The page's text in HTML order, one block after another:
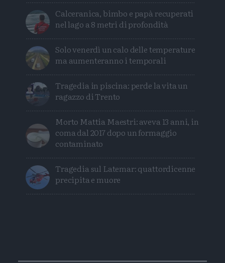
Calceranica, bimbo e papà recuperati
nel lago a 8 metri di profondità
Solo venerdì un calo delle temperature
ma aumenteranno i temporali
Tragedia in piscina: perde la vita un
ragazzo di Trento
Morto Mattia Maestri: aveva 13 anni, in
coma dal 2017 dopo un formaggio
contaminato
Tragedia sul Latemar: quattordicenne
precipita e muore